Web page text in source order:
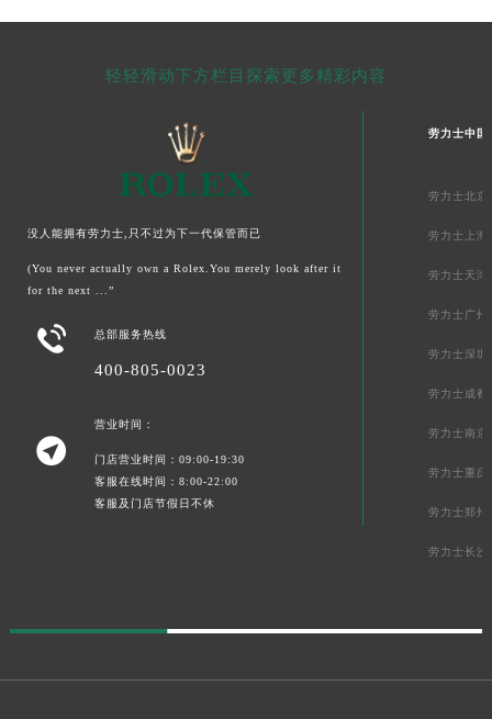
轻轻滑动下方栏目探索更多精彩内容
没人能拥有劳力士,只不过为下一代保管而已
(You never actually own a Rolex.You merely look after it
for the next ...”
 总部服务热线
400-805-0023

营业时间：
门店营业时间：09:00-19:30
客服在线时间：8:00-22:00
客服及门店节假日不休
劳力士中国
劳力士北京
劳力士上海
劳力士天津
劳力士广州
劳力士深圳
劳力士成都
劳力士南京
劳力士重庆
劳力士郑州
劳力士长沙